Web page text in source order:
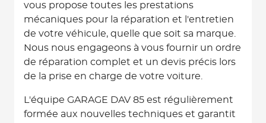
vous propose toutes les prestations
mécaniques pour la réparation et l'entretien
de votre véhicule, quelle que soit sa marque.
Nous nous engageons à vous fournir un ordre
de réparation complet et un devis précis lors
de la prise en charge de votre voiture.
L'équipe GARAGE DAV 85 est régulièrement
formée aux nouvelles techniques et garantit